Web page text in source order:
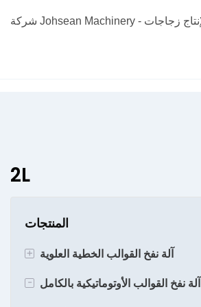
2L
المنتجات
+ آلة نفخ القوالب الخطية العلوية
آلة تشكيل الزجاجات سعة 700 مل - آلة نفخ القوالب الأوتوماتيكية بالكامل